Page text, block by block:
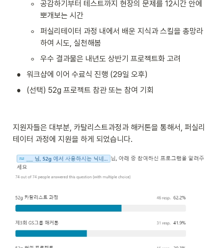
◦
공감하기부터 테스트까지 현장의 문제를 12시간 안에
뽀개보는 시간
◦
퍼실리테이터 과정 내에서 배운 지식과 스킬을 총망라
하여 시도, 실천해봄
◦ 우수 결과물은 내년도 상반기 프로젝트화 고려
• 워크샵에 이어 수료식 진행 (29일 오후)
• (선택) 52g 프로젝트 참관 또는 참여 기회
지원자들은 대부분, 카탈리스트과정과 해커톤을 통해서, 퍼실리
테이터 과정에 지원을 하게 되었습니다.